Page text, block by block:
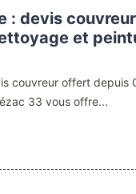
: devis
et
couvreur offert depuis
33 vous offre...